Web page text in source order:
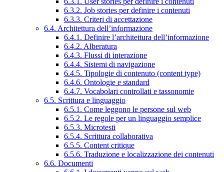
6.3.2. Job stories per definire i contenuti
6.3.3. Criteri di accettazione
6.4. Architettura dell’informazione
6.4.1. Definire l’architettura dell’informazione
6.4.2. Alberatura
6.4.3. Flussi di interazione
6.4.4. Sistemi di navigazione
6.4.5. Tipologie di contenuto (content type)
6.4.6. Ontologie e standard
6.4.7. Vocabolari controllati e tassonomie
6.5. Scrittura e linguaggio
6.5.1. Come leggono le persone sul web
6.5.2. Le regole per un linguaggio semplice
6.5.3. Microtesti
6.5.4. Scrittura collaborativa
6.5.5. Content critique
6.5.6. Traduzione e localizzazione dei contenuti
6.6. Documenti